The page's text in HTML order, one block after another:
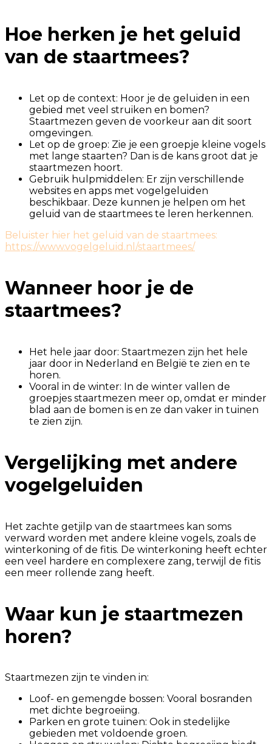
Hoe herken je het geluid
van de staartmees?
Let op de context: Hoor je de geluiden in een
gebied met veel struiken en bomen?
Staartmezen geven de voorkeur aan dit soort
omgevingen.
Let op de groep: Zie je een groepje kleine vogels
met lange staarten? Dan is de kans groot dat je
staartmezen hoort.
Gebruik hulpmiddelen: Er zijn verschillende
websites en apps met vogelgeluiden
beschikbaar. Deze kunnen je helpen om het
geluid van de staartmees te leren herkennen.
Beluister hier het geluid van de staartmees:
https://www.vogelgeluid.nl/staartmees/
Wanneer hoor je de
staartmees?
Het hele jaar door: Staartmezen zijn het hele
jaar door in Nederland en België te zien en te
horen.
Vooral in de winter: In de winter vallen de
groepjes staartmezen meer op, omdat er minder
blad aan de bomen is en ze dan vaker in tuinen
te zien zijn.
Vergelijking met andere
vogelgeluiden
Het zachte getjilp van de staartmees kan soms
verward worden met andere kleine vogels, zoals de
winterkoning of de fitis. De winterkoning heeft echter
een veel hardere en complexere zang, terwijl de fitis
een meer rollende zang heeft.
Waar kun je staartmezen
horen?
Staartmezen zijn te vinden in:
Loof- en gemengde bossen: Vooral bosranden
met dichte begroeiing.
Parken en grote tuinen: Ook in stedelijke
gebieden met voldoende groen.